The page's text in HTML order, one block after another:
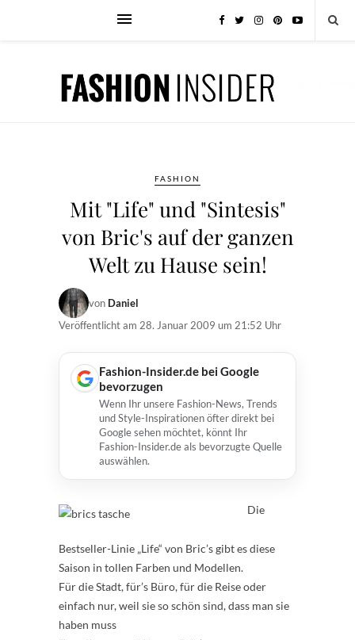
FASHION
Mit "Life" und "Sintesis"
von Bric's auf der ganzen
Welt zu Hause sein!
von Daniel
Veröffentlicht am 28. Januar 2009 um 21:52 Uhr
Fashion-Insider.de bei Google
bevorzugen
Wenn Ihr unsere Fashion-News, Trends
und Style-Inspirationen öfter direkt bei
Google sehen möchtet, könnt Ihr
Fashion-Insider.de als bevorzugte Quelle
auswählen.
Die
Bestseller-Linie „Life“ von Bric’s gibt es diese
Saison in tollen Farben und Modellen.
Für die Stadt, für’s Büro, für die Reise oder
einfach nur, weil sie so schön sind, dass man sie
haben muss